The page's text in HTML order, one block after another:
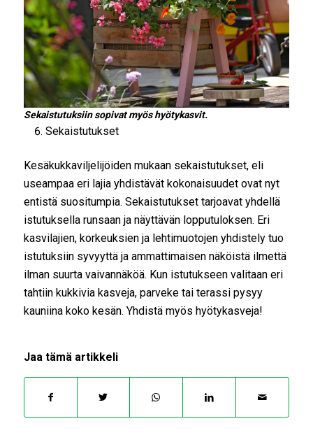
Sekaistutuksiin sopivat myös hyötykasvit.
Sekaistutukset
Kesäkukkaviljelijöiden mukaan sekaistutukset, eli
useampaa eri lajia yhdistävät kokonaisuudet ovat nyt
entistä suositumpia. Sekaistutukset tarjoavat yhdellä
istutuksella runsaan ja näyttävän lopputuloksen. Eri
kasvilajien, korkeuksien ja lehtimuotojen yhdistely tuo
istutuksiin syvyyttä ja ammattimaisen näköistä ilmettä
ilman suurta vaivannäköä. Kun istutukseen valitaan eri
tahtiin kukkivia kasveja, parveke tai terassi pysyy
kauniina koko kesän. Yhdistä myös hyötykasveja!
Jaa tämä artikkeli